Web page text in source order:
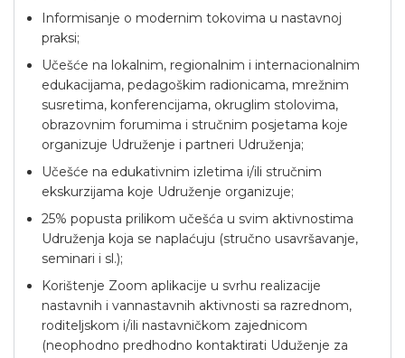
Informisanje o modernim tokovima u nastavnoj
praksi;
Učešće na lokalnim, regionalnim i internacionalnim
edukacijama, pedagoškim radionicama, mrežnim
susretima, konferencijama, okruglim stolovima,
obrazovnim forumima i stručnim posjetama koje
organizuje Udruženje i partneri Udruženja;
Učešće na edukativnim izletima i/ili stručnim
ekskurzijama koje Udruženje organizuje;
25% popusta prilikom učešća u svim aktivnostima
Udruženja koja se naplaćuju (stručno usavršavanje,
seminari i sl.);
Korištenje Zoom aplikacije u svrhu realizacije
nastavnih i vannastavnih aktivnosti sa razrednom,
roditeljskom i/ili nastavničkom zajednicom
(neophodno predhodno kontaktirati Uduženje za